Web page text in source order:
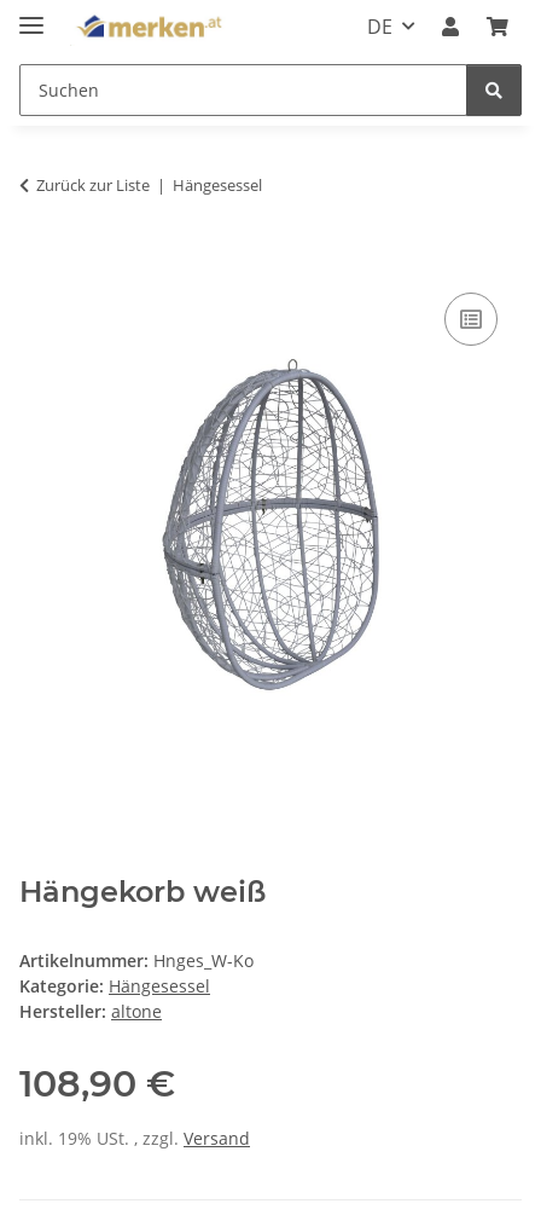
DE
Zurück zur Liste Hängesessel
Hängekorb weiß
Artikelnummer: Hnges_W-Ko
Kategorie: Hängesessel
Hersteller: altone
108,90 €
inkl. 19% USt. , zzgl. Versand